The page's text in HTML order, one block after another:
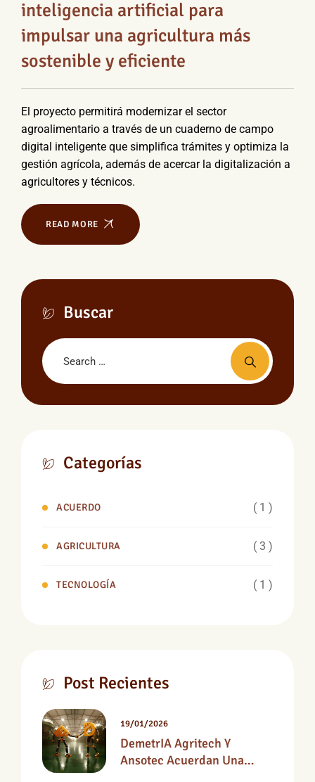
inteligencia artificial para
impulsar una agricultura más
sostenible y eficiente
El proyecto permitirá modernizar el sector
agroalimentario a través de un cuaderno de campo
digital inteligente que simplifica trámites y optimiza la
gestión agrícola, además de acercar la digitalización a
agricultores y técnicos.
READ MORE
Buscar
Categorías
ACUERDO ( 1 )
AGRICULTURA ( 3 )
TECNOLOGÍA ( 1 )
Post Recientes
DemetrIA Agritech Y
Ansotec Acuerdan Una
19/01/2026